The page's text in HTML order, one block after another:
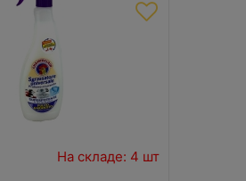
На складе: 4 шт